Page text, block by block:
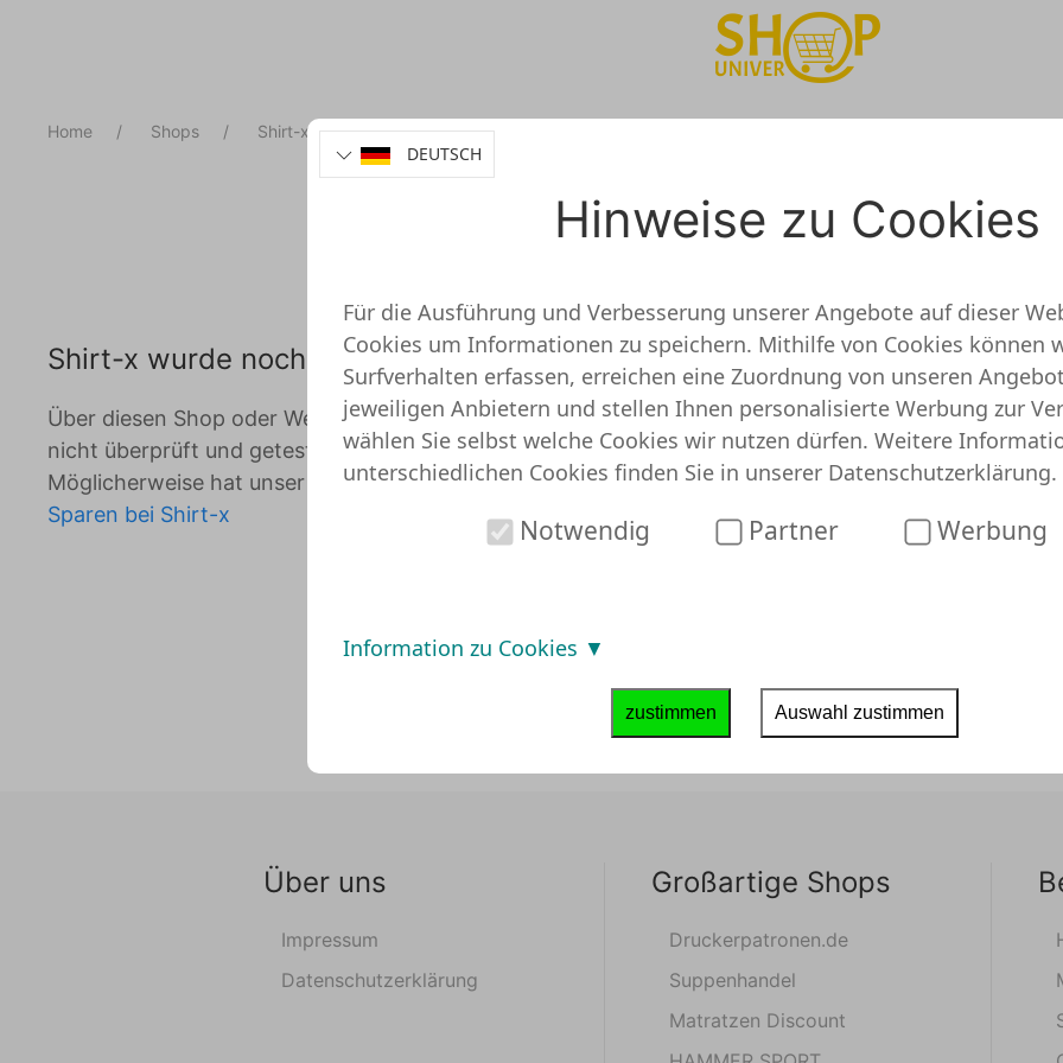
Home Shops Shirt-x Onlineshop Test
Shirt-x Onlineshop Test
Shirt-x wurde noch nicht überprüft und getestet
Über diesen Shop oder Webseite liegen uns noch keine detaillierten Informationen vor. Das
nicht überprüft und getestet wurde. Das heißt jedoch nicht, dass Shirt-x unseriös ist. Du kannst
Möglicherweise hat unser System schon Angebote oder Gutscheine für Dich gefunden. Schau
Sparen bei Shirt-x
Über uns
Impressum
Datenschutzerklärung
Großartige Shops
Druckerpatronen.de
Suppenhandel
Matratzen Discount
DEUTSCH
Hinweise zu Cookies
Für die Ausführung und Verbesserung unserer Angebote auf dieser
Cookies um Informationen zu speichern. Mithilfe von Cookies können
Surfverhalten erfassen, erreichen eine Zuordnung von unseren
jeweiligen Anbietern und stellen Ihnen personalisierte Werbung zur
wählen Sie selbst welche Cookies wir nutzen dürfen. Weitere
unterschiedlichen Cookies finden Sie in unserer Datenschutzerklärung.
Notwendig Partner Werbung
Information zu Cookies
zustimmen Auswahl zustimmen